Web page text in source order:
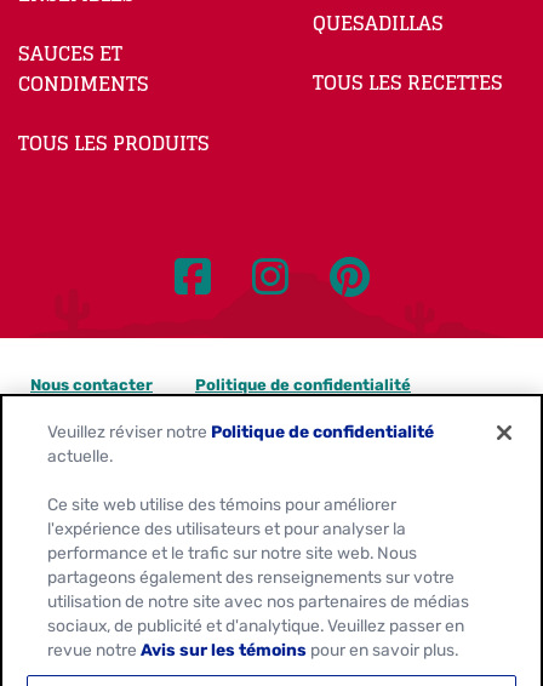
SAUCES ET
CONDIMENTS
TOUS LES PRODUITS
QUESADILLAS
TOUS LES RECETTES
Location:
Canada
Nous contacter Politique de confidentialité
Avis sur les témoins
Demandes de confidentialité des données
Conditions d'utilisation
Veuillez réviser notre Politique de confidentialité
actuelle.
Ce site web utilise des témoins pour améliorer
l'expérience des utilisateurs et pour analyser la
performance et le trafic sur notre site web. Nous
partageons également des renseignements sur votre
utilisation de notre site avec nos partenaires de médias
sociaux, de publicité et d'analytique. Veuillez passer en
revue notreAvis sur les témoins pour en savoir plus.